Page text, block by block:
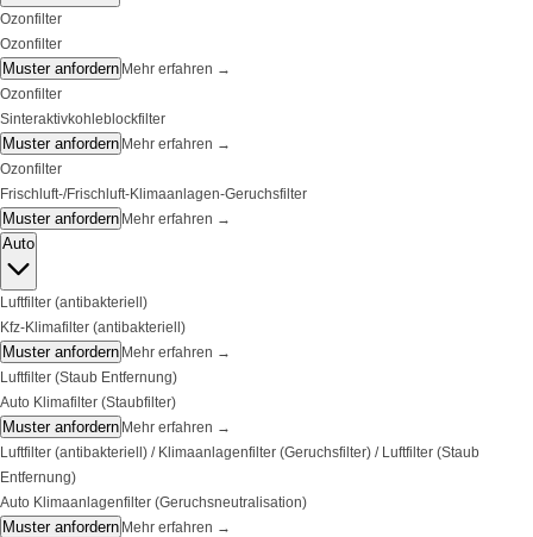
Ozonfilter
Ozonfilter
Muster anfordern Mehr erfahren →
Ozonfilter
Sinteraktivkohleblockfilter
Muster anfordern Mehr erfahren →
Ozonfilter
Frischluft-/Frischluft-Klimaanlagen-Geruchsfilter
Muster anfordern Mehr erfahren →
Auto
Luftfilter (antibakteriell)
Kfz-Klimafilter (antibakteriell)
Muster anfordern Mehr erfahren →
Luftfilter (Staub Entfernung)
Auto Klimafilter (Staubfilter)
Muster anfordern Mehr erfahren →
Luftfilter (antibakteriell) / Klimaanlagenfilter (Geruchsfilter) / Luftfilter (Staub
Entfernung)
Auto Klimaanlagenfilter (Geruchsneutralisation)
Muster anfordern Mehr erfahren →